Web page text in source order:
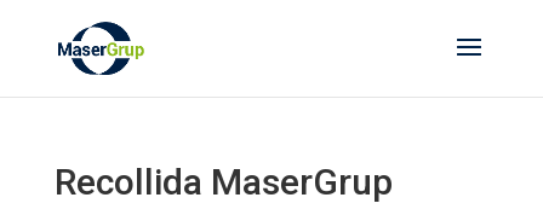
Recollida MaserGrup